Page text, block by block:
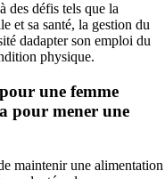
des défis tels que la
et sa santé, la gestion du
dadapter son emploi du
physique.
une femme
pour mener une
maintenir une alimentation